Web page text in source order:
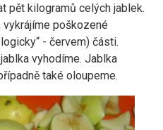
pět kilogramů celých jablek.
poškozené
- červem) části.
vyhodíme. Jablka
také oloupeme.